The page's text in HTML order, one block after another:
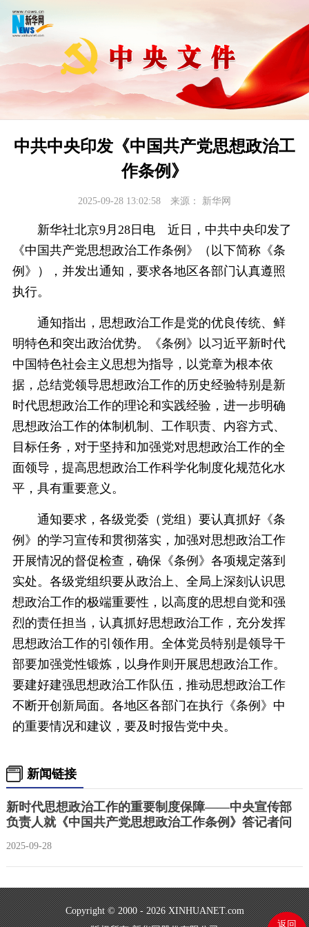
返回
中共中央印发《中国共产党思想政治工
作条例》
2025-09-28 13:02:58 来源： 新华网
新华社北京9月28日电 近日，中共中央印发了
《中国共产党思想政治工作条例》（以下简称《条
例》），并发出通知，要求各地区各部门认真遵照
执行。
通知指出，思想政治工作是党的优良传统、鲜
明特色和突出政治优势。《条例》以习近平新时代
中国特色社会主义思想为指导，以党章为根本依
据，总结党领导思想政治工作的历史经验特别是新
时代思想政治工作的理论和实践经验，进一步明确
思想政治工作的体制机制、工作职责、内容方式、
目标任务，对于坚持和加强党对思想政治工作的全
面领导，提高思想政治工作科学化制度化规范化水
平，具有重要意义。
通知要求，各级党委（党组）要认真抓好《条
例》的学习宣传和贯彻落实，加强对思想政治工作
开展情况的督促检查，确保《条例》各项规定落到
实处。各级党组织要从政治上、全局上深刻认识思
想政治工作的极端重要性，以高度的思想自觉和强
烈的责任担当，认真抓好思想政治工作，充分发挥
思想政治工作的引领作用。全体党员特别是领导干
部要加强党性锻炼，以身作则开展思想政治工作。
要建好建强思想政治工作队伍，推动思想政治工作
不断开创新局面。各地区各部门在执行《条例》中
的重要情况和建议，要及时报告党中央。
新闻链接
新时代思想政治工作的重要制度保障——中央宣传部
负责人就《中国共产党思想政治工作条例》答记者问
2025-09-28
Copyright © 2000 - 2026 XINHUANET.com